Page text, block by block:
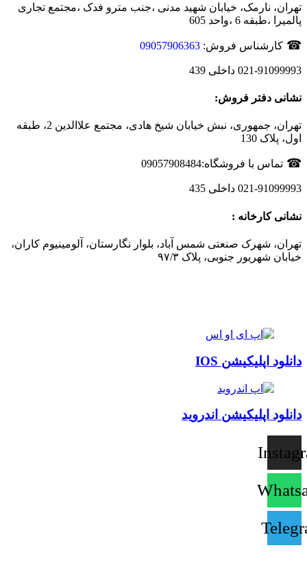
تهران، نارمک، خیابان شهید مدنی ،جنب مترو فدک ،مجتمع تجاری
پالمیرا ،طبقه 6 ،واحد 605
☎ کارشناس فروش: 09057906363
021-91099993 داخلی 439
نشانی دفتر فروش:
تهران، جمهوری، نبش خیابان شیخ هادی، مجتمع علاالدین 2، طبقه
اول، پلاک 130
☎ تماس با فروشگاه:09057908484
021-91099993 داخلی 435
نشانی کارخانه :
تهران، شهرک صنعتی شمس آباد، بلوار نگارستان، آلومینیوم کاران،
خیابان شهریور جنوبی، پلاک ۹۷/۳
دانلود اپلیکیشن IOS
دانلود اپلیکیشن اندروید